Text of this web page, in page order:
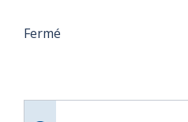
Fermé